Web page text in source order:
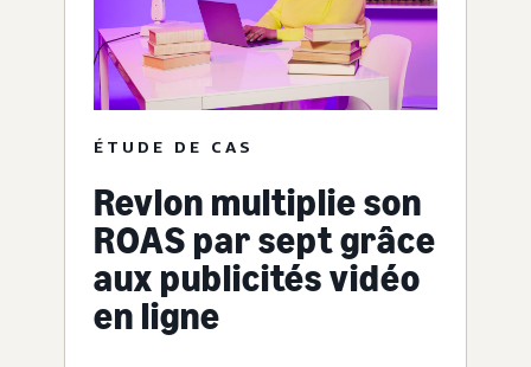
ÉTUDE DE CAS
Revlon multiplie son
ROAS par sept grâce
aux publicités vidéo
en ligne